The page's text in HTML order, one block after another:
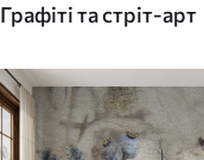
Графіті та стріт-арт